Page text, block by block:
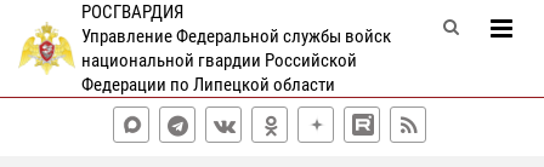
РОСГВАРДИЯ
Управление Федеральной службы войск
национальной гвардии Российской
Федерации по Липецкой области